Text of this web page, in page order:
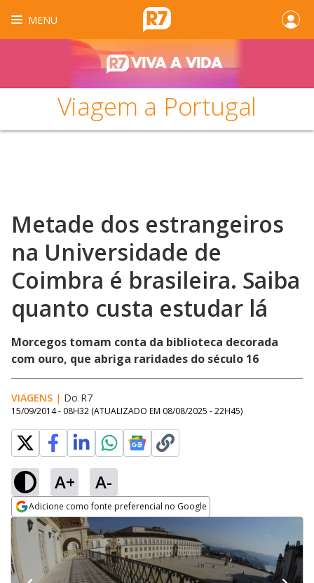
MENU
Viagem a Portugal
Metade dos estrangeiros
na Universidade de
Coimbra é brasileira. Saiba
quanto custa estudar lá
Morcegos tomam conta da biblioteca decorada
com ouro, que abriga raridades do século 16
VIAGENS | Do R7
15/09/2014 - 08H32 (ATUALIZADO EM 08/08/2025 - 22H45)
A+ A-
Adicione como fonte preferencial no Google
Opens in new window